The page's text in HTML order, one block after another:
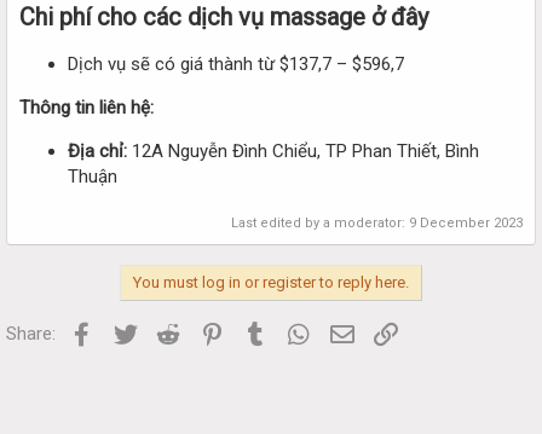
Chi phí cho các dịch vụ massage ở đây
Dịch vụ sẽ có giá thành từ $137,7 – $596,7
Thông tin liên hệ:
Địa chỉ: 12A Nguyễn Đình Chiểu, TP Phan Thiết, Bình
Thuận
Last edited by a moderator: 9 December 2023
You must log in or register to reply here.
Share: Facebook
Twitter Reddit PinterestTumblr WhatsApp
Email